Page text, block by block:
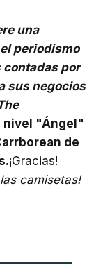
una
periodismo
por
sus negocios
nivel "Ángel"
de
¡Gracias!
camisetas!